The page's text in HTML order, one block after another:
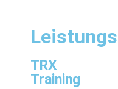
TRX
Training